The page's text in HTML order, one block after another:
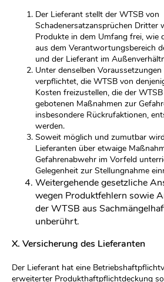
Der Lieferant stellt der WTSB von
Schadenersatzansprüchen Dritter
Produkte in dem Umfang frei, wie
aus dem Verantwortungsbereich
und der Lieferant im
Unter denselben
verpflichtet, die WTSB von
Kosten freizustellen, die der
gebotenen Maßnahmen zur
insbesondere Rückrufaktionen,
werden.
Soweit möglich und zumutbar
Lieferanten über etwaige
Gefahrenabwehr im Vorfeld
Gelegenheit zur Stellungnahme
Weitergehende gesetzliche
wegen Produktfehlern sowie
der WTSB aus
unberührt.
X. Versicherung des Lieferanten
Der Lieferant hat eine
erweiterter Produkthaftpflichtdeckung